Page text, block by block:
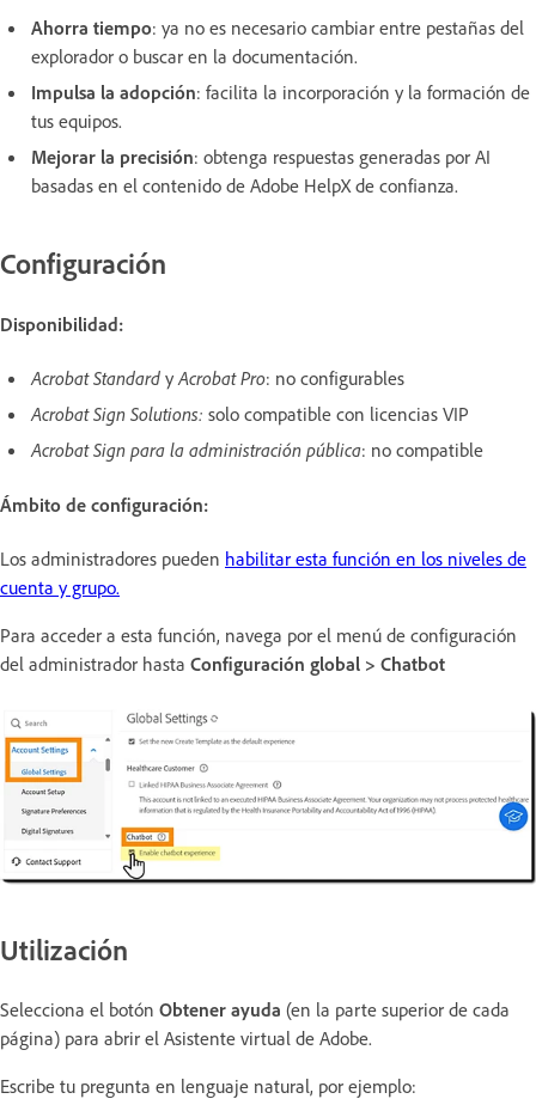
Ahorra tiempo: ya no es necesario cambiar entre pestañas del
explorador o buscar en la documentación.
Impulsa la adopción: facilita la incorporación y la formación de
tus equipos.
Mejorar la precisión: obtenga respuestas generadas por AI
basadas en el contenido de Adobe HelpX de confianza.
Configuración
Disponibilidad:
Acrobat Standard yAcrobat Pro: no configurables
Acrobat Sign Solutions: solo compatible con licencias VIP
Acrobat Sign para la administración pública: no compatible
Ámbito de configuración:
Los administradores pueden habilitar esta función en los niveles de
cuenta y grupo.
Para acceder a esta función, navega por el menú de configuración
del administrador hasta Configuración global > Chatbot
Utilización
Selecciona el botón Obtener ayuda (en la parte superior de cada
página) para abrir el Asistente virtual de Adobe.
Escribe tu pregunta en lenguaje natural, por ejemplo: